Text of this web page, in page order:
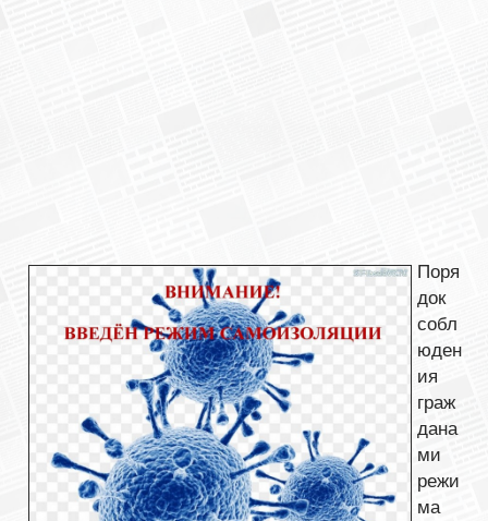
Поря
док
собл
юден
ия
граж
дана
ми
режи
ма